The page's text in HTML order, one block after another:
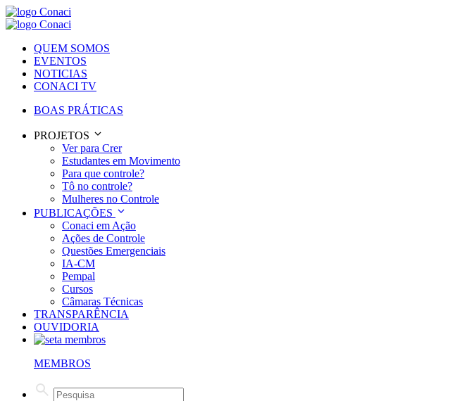
QUEM SOMOS
EVENTOS
NOTICIAS
CONACI TV
BOAS PRÁTICAS
PROJETOS
Ver para Crer
Estudantes em Movimento
Para que controle?
Tô no controle?
Mulheres no Controle
PUBLICAÇÕES
Conaci em Ação
Ações de Controle
Questões Emergenciais
IA-CM
Pempal
Cursos
Câmaras Técnicas
TRANSPARÊNCIA
OUVIDORIA
MEMBROS